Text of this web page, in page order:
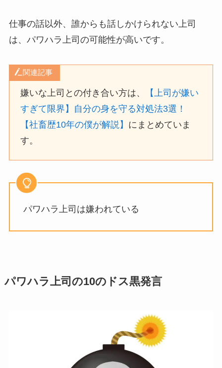
仕事の話以外、誰からも話しかけられない上司
は、パワハラ上司の可能性が高いです。
関連記事
嫌いな上司との付き合い方は、
【上司が嫌い
すぎて限界】自分の身を守る対処法3選！
【社畜歴10年の僕が解説】 にまとめていま
す。
パワハラ上司は嫌われている
パワハラ上司の10のドス黒発言